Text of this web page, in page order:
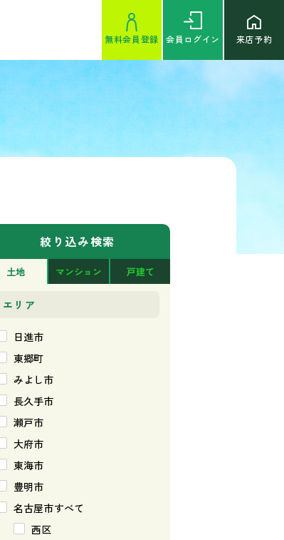
無料会員登録 会員 ログイン 来店予約
絞り込み検索
土地 マンション 戸建て
エリア
日進市
東郷町
みよし市
長久手市
瀬戸市
大府市
東海市
豊明市
名古屋市すべて
西区